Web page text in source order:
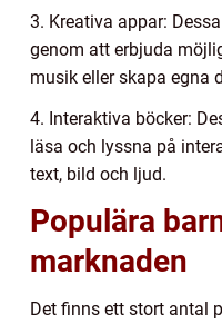
3. Kreativa appar:
genom att erbjuda
musik eller skapa egna
4. Interaktiva böcker:
läsa och lyssna på
text, bild och ljud.
Populära
marknaden
Det finns ett stort antal